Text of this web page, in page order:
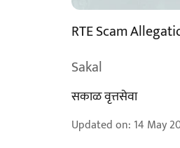
RTE Scam
Sakal
सकाळ वृत्तसेवा
Updated on: 14 May